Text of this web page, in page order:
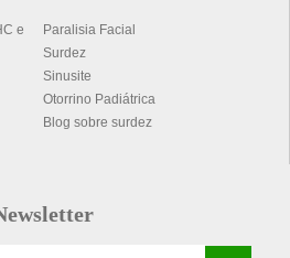
e
Paralisia Facial
Surdez
Sinusite
Otorrino Padiátrica
Blog sobre surdez